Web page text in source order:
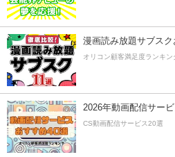
漫画読み放題サブスク
オリコン顧客満足度ランキン
2026年動画配信サー
CS動画配信サービス20選